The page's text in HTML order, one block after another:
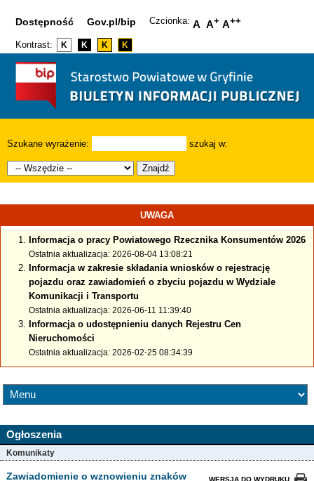
Dostępność Gov.pl/bip Czcionka: A A+ A++
Kontrast: K K K K
Szukane wyrażenie: szukaj w:
Znajdź
UWAGA
Informacja o pracy Powiatowego Rzecznika Konsumentów 2026
Ostatnia aktualizacja: 2026-08-04 13:08:21
Informacja w zakresie składania wniosków o rejestrację
pojazdu oraz zawiadomień o zbyciu pojazdu w Wydziale
Komunikacji i Transportu
Ostatnia aktualizacja: 2026-06-11 11:39:40
Informacja o udostępnieniu danych Rejestru Cen
Nieruchomości
Ostatnia aktualizacja: 2026-02-25 08:34:39
Ogłoszenia
Komunikaty
WERSJA DO WYDRUKU
Zawiadomienie o wznowieniu znaków